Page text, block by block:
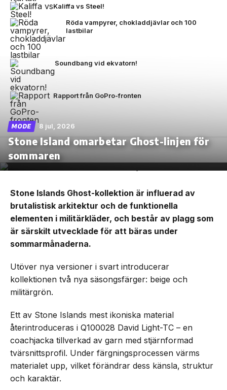
Kaliffa vs Steel!
Röda vampyrer, chokladdjävlar och 100
lastbilar
Soundbang vid ekvatorn!
Rapport från GoPro-fronten
MODE 8 jul, 2026
Stone Island omarbetar Ghost-linjen för
sommaren
Stone Islands Ghost-kollektion är influerad av
brutalistisk arkitektur och de funktionella
elementen i militärkläder, och består av plagg som
är särskilt utvecklade för att bäras under
sommarmånaderna.
Utöver nya versioner i svart introducerar
kollektionen två nya säsongsfärger: beige och
militärgrön.
Ett av Stone Islands mest ikoniska material
återintroduceras i Q100028 David Light-TC – en
coachjacka tillverkad av garn med stjärnformad
tvärsnittsprofil. Under färgningsprocessen värms
materialet upp, vilket förändrar dess känsla, struktur
och karaktär.